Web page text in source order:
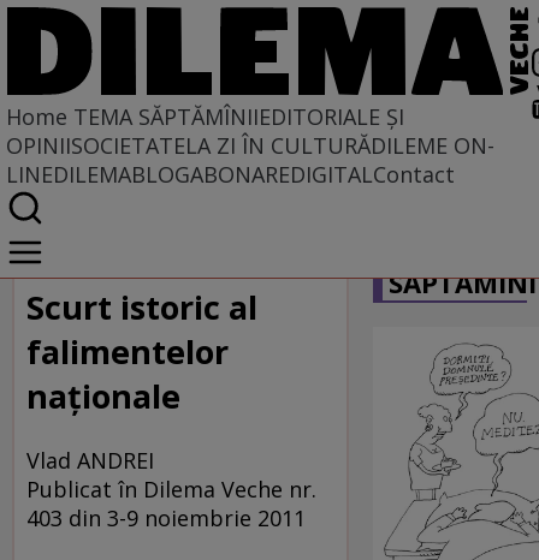
Home TEMA SĂPTĂMÎNIIEDITORIALE ȘI
OPINIISOCIETATELA ZI ÎN CULTURĂDILEME ON-
LINEDILEMABLOGABONAREDIGITALContact
Home
Tema săptămînii
Scurt istoric al
falimentelor
naţionale
Vlad ANDREI
Publicat în Dilema Veche nr.
403 din 3-9 noiembrie 2011